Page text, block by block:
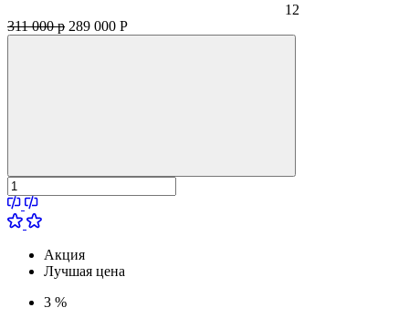
12
311 000 р 289 000 Р
Акция
Лучшая цена
3 %